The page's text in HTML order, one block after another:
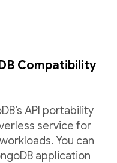
Compatibility
API portability
service for
You can
application